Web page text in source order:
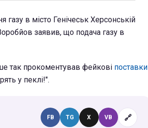
газу в місто Генічеськ Херсонській
заявив, що подача газу в
так прокоментував фейкові поставки
у пеклі!".
FB TG X VB 🔗